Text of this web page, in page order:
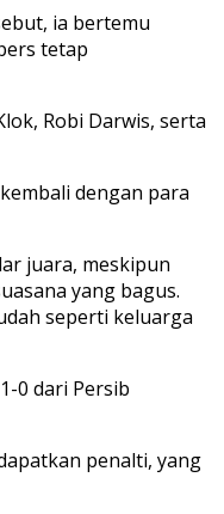
ia bertemu
tetap
Robi Darwis, serta
dengan para
juara, meskipun
yang bagus.
seperti keluarga
0 dari Persib
penalti, yang